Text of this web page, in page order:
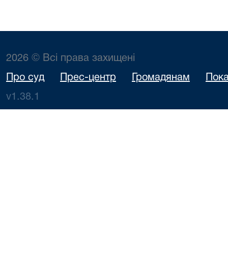
2026 © Всі права захищені
Про суд Прес-центр Громадянам
v1.38.1